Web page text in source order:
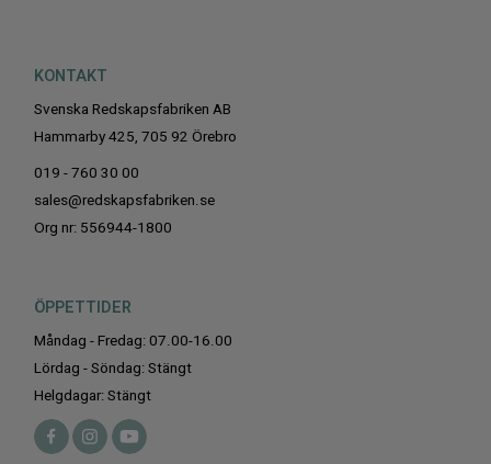
KONTAKT
Svenska Redskapsfabriken AB
Hammarby 425, 705 92 Örebro
019 - 760 30 00
sales@redskapsfabriken.se
Org nr: 556944-1800
ÖPPETTIDER
Måndag - Fredag: 07.00-16.00
Lördag - Söndag: Stängt
Helgdagar: Stängt